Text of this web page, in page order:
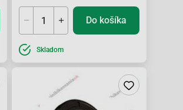
Do košíka
Skladom